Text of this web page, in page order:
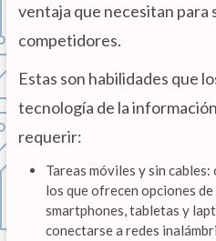
ventaja que necesitan para
competidores.
Estas son habilidades que
tecnología de la
requerir:
Tareas móviles y sin cables:
los que ofrecen opciones
smartphones, tabletas y
conectarse a redes